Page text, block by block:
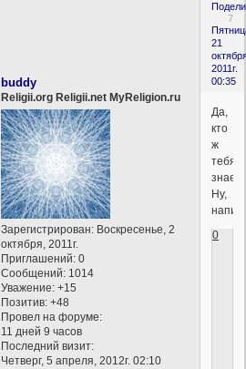
7
21
2011г.
00:35
buddy
Religii.org Religii.net MyReligion.ru
Зарегистрирован: Воскресенье, 2
октября, 2011г.
Приглашений: 0
Сообщений: 1014
Уважение: +15
Позитив: +48
Провел на форуме:
11 дней 9 часов
Последний визит:
Четверг, 5 апреля, 2012г. 02:10
Да,
кто
ж
тебя
Ну,
0